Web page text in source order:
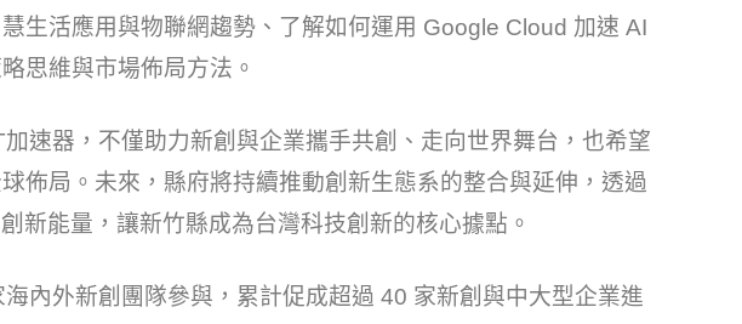
生活應用與物聯網趨勢、了解如何運用 Google Cloud 加速 AI
思維與市場佈局方法。
速器，不僅助力新創與企業攜手共創、走向世界舞台，也希望
佈局。未來，縣府將持續推動創新生態系的整合與延伸，透過
新能量，讓新竹縣成為台灣科技創新的核心據點。
內外新創團隊參與，累計促成超過 40 家新創與中大型企業進